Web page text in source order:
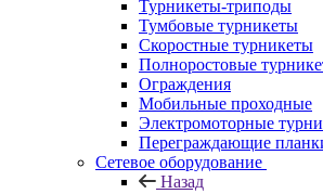
Турникеты-триподы
Тумбовые турникеты
Скоростные турникеты
Полноростовые
Ограждения
Мобильные проходные
Электромоторные
Переграждающие
Сетевое оборудование
Назад